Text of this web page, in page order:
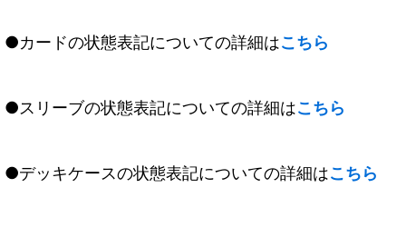
●カードの状態表記についての詳細はこちら
●スリーブの状態表記についての詳細はこちら
●デッキケースの状態表記についての詳細はこちら